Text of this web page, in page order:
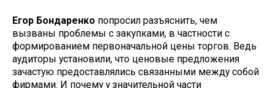
Егор Бондаренко попросил разъяснить, чем
вызваны проблемы с закупками, в частности с
формированием первоначальной цены торгов. Ведь
аудиторы установили, что ценовые предложения
зачастую предоставлялись связанными между собой
фирмами. И почему у значительной части